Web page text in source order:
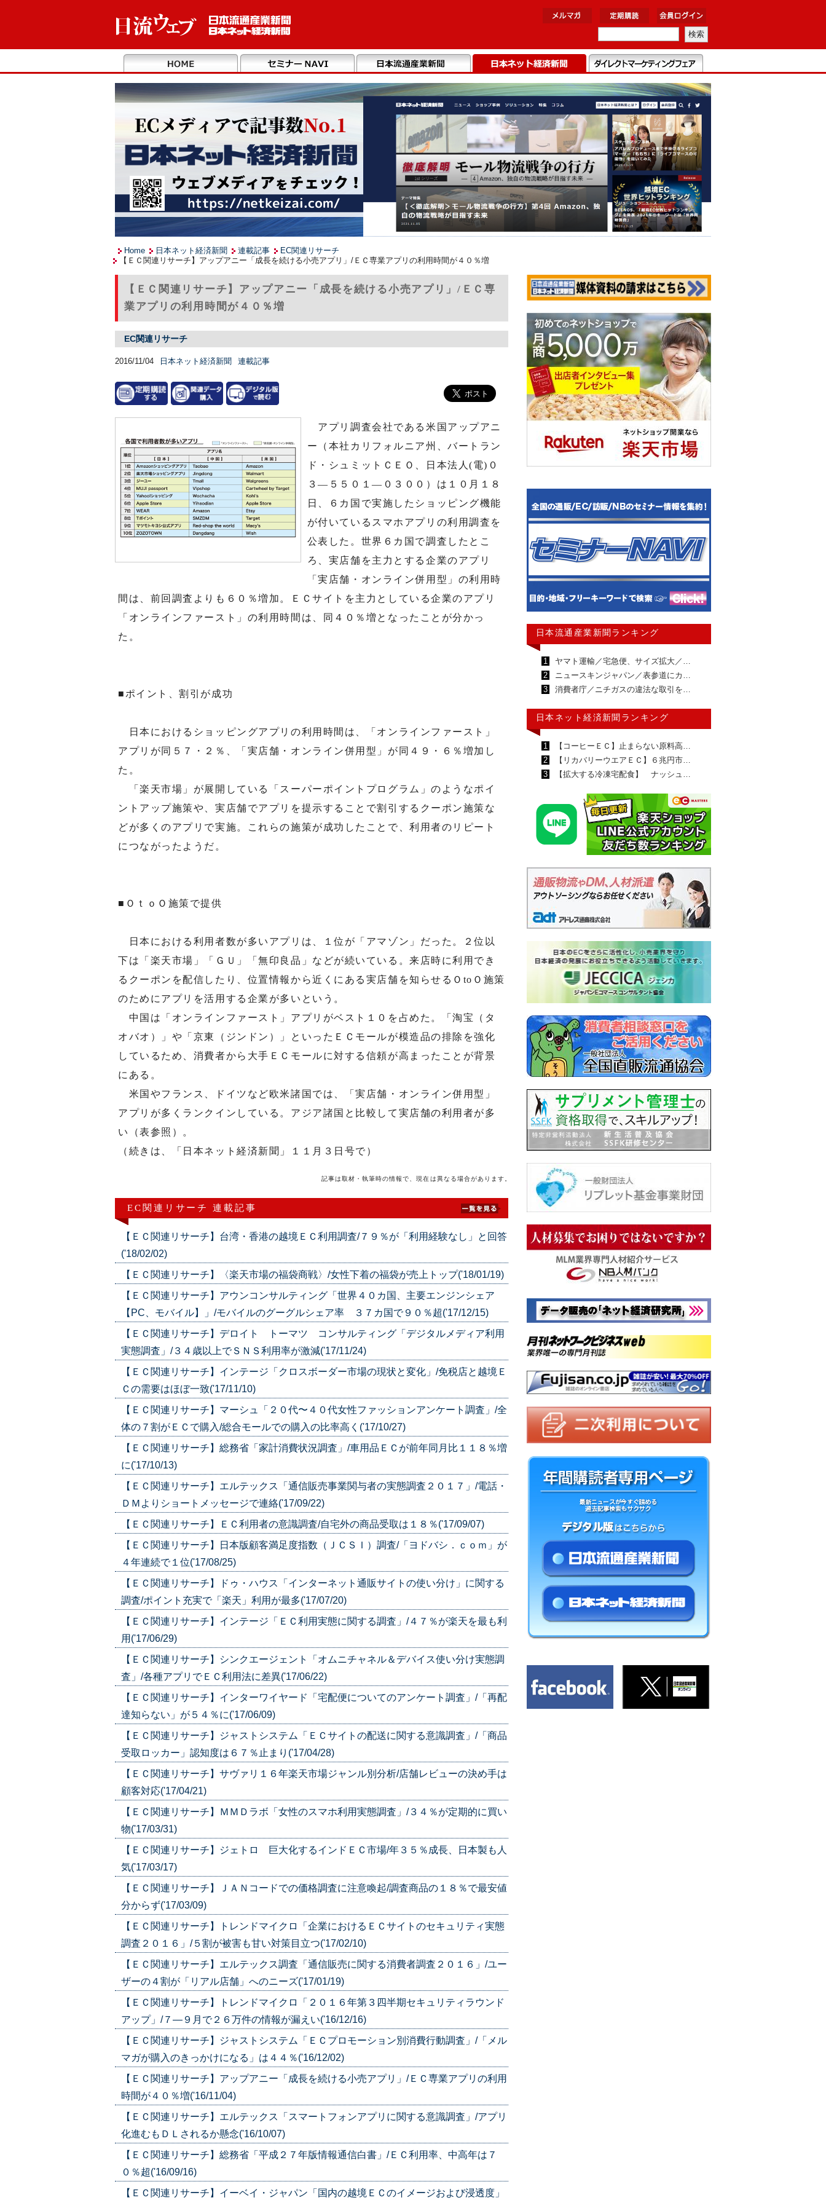
Home 日本ネット経済新聞 連載記事
EC関連リサーチ
【ＥＣ関連リサーチ】アップアニー「成長を続ける小売アプリ」/ＥＣ専業アプリの利用時間が４０％増
【ＥＣ関連リサーチ】アップアニー「成長を続ける小売アプリ」/ＥＣ専
業アプリの利用時間が４０％増
EC関連リサーチ
2016/11/04 日本ネット経済新聞 連載記事
アプリ調査会社である米国アップアニ
ー（本社カリフォルニア州、バートラン
ド・シュミットＣＥＯ、日本法人(電)０
３―５５０１―０３００）は１０月１８
日、６カ国で実施したショッピング機能
が付いているスマホアプリの利用調査を
公表した。世界６カ国で調査したとこ
ろ、実店舗を主力とする企業のアプリ
「実店舗・オンライン併用型」の利用時
間は、前回調査よりも６０％増加。ＥＣサイトを主力としている企業のアプリ
「オンラインファースト」の利用時間は、同４０％増となったことが分かっ
た。
■ポイント、割引が成功
日本におけるショッピングアプリの利用時間は、「オンラインファースト」
アプリが同５７・２％、「実店舗・オンライン併用型」が同４９・６％増加し
た。
「楽天市場」が展開している「スーパーポイントプログラム」のようなポイ
ントアップ施策や、実店舗でアプリを提示することで割引するクーポン施策な
どが多くのアプリで実施。これらの施策が成功したことで、利用者のリピート
につながったようだ。
■ＯｔｏＯ施策で提供
日本における利用者数が多いアプリは、１位が「アマゾン」だった。２位以
下は「楽天市場」「ＧＵ」「無印良品」などが続いている。来店時に利用でき
るクーポンを配信したり、位置情報から近くにある実店舗を知らせるＯtoＯ施策
のためにアプリを活用する企業が多いという。
中国は「オンラインファースト」アプリがベスト１０を占めた。「淘宝（タ
オバオ）」や「京東（ジンドン）」といったＥＣモールが模造品の排除を強化
しているため、消費者から大手ＥＣモールに対する信頼が高まったことが背景
にある。
米国やフランス、ドイツなど欧米諸国では、「実店舗・オンライン併用型」
アプリが多くランクインしている。アジア諸国と比較して実店舗の利用者が多
い（表参照）。
（続きは、「日本ネット経済新聞」１１月３日号で）
記事は取材・執筆時の情報で、現在は異なる場合があります。
EC関連リサーチ 連載記事
【ＥＣ関連リサーチ】台湾・香港の越境ＥＣ利用調査/７９％が「利用経験なし」と回答
('18/02/02)
【ＥＣ関連リサーチ】〈楽天市場の福袋商戦〉/女性下着の福袋が売上トップ('18/01/19)
【ＥＣ関連リサーチ】アウンコンサルティング「世界４０カ国、主要エンジンシェア
【PC、モバイル】」/モバイルのグーグルシェア率 ３７カ国で９０％超('17/12/15)
【ＥＣ関連リサーチ】デロイト トーマツ コンサルティング「デジタルメディア利用
実態調査」/３４歳以上でＳＮＳ利用率が激減('17/11/24)
【ＥＣ関連リサーチ】インテージ「クロスボーダー市場の現状と変化」/免税店と越境Ｅ
Ｃの需要はほぼ一致('17/11/10)
【ＥＣ関連リサーチ】マーシュ「２０代〜４０代女性ファッションアンケート調査」/全
体の７割がＥＣで購入/総合モールでの購入の比率高く('17/10/27)
【ＥＣ関連リサーチ】総務省「家計消費状況調査」/車用品ＥＣが前年同月比１１８％増
に('17/10/13)
【ＥＣ関連リサーチ】エルテックス「通信販売事業関与者の実態調査２０１７」/電話・
ＤＭよりショートメッセージで連絡('17/09/22)
【ＥＣ関連リサーチ】ＥＣ利用者の意識調査/自宅外の商品受取は１８％('17/09/07)
【ＥＣ関連リサーチ】日本版顧客満足度指数（ＪＣＳＩ）調査/「ヨドバシ．ｃｏｍ」が
４年連続で１位('17/08/25)
【ＥＣ関連リサーチ】ドゥ・ハウス「インターネット通販サイトの使い分け」に関する
調査/ポイント充実で「楽天」利用が最多('17/07/20)
【ＥＣ関連リサーチ】インテージ「ＥＣ利用実態に関する調査」/４７％が楽天を最も利
用('17/06/29)
【ＥＣ関連リサーチ】シンクエージェント「オムニチャネル＆デバイス使い分け実態調
査」/各種アプリでＥＣ利用法に差異('17/06/22)
【ＥＣ関連リサーチ】インターワイヤード「宅配便についてのアンケート調査」/「再配
達知らない」が５４％に('17/06/09)
【ＥＣ関連リサーチ】ジャストシステム「ＥＣサイトの配送に関する意識調査」/「商品
受取ロッカー」認知度は６７％止まり('17/04/28)
【ＥＣ関連リサーチ】サヴァリ１６年楽天市場ジャンル別分析/店舗レビューの決め手は
顧客対応('17/04/21)
【ＥＣ関連リサーチ】ＭＭＤラボ「女性のスマホ利用実態調査」/３４％が定期的に買い
物('17/03/31)
【ＥＣ関連リサーチ】ジェトロ 巨大化するインドＥＣ市場/年３５％成長、日本製も人
気('17/03/17)
【ＥＣ関連リサーチ】ＪＡＮコードでの価格調査に注意喚起/調査商品の１８％で最安値
分からず('17/03/09)
【ＥＣ関連リサーチ】トレンドマイクロ「企業におけるＥＣサイトのセキュリティ実態
調査２０１６」/５割が被害も甘い対策目立つ('17/02/10)
【ＥＣ関連リサーチ】エルテックス調査「通信販売に関する消費者調査２０１６」/ユー
ザーの４割が「リアル店舗」へのニーズ('17/01/19)
【ＥＣ関連リサーチ】トレンドマイクロ「２０１６年第３四半期セキュリティラウンド
アップ」/７―９月で２６万件の情報が漏えい('16/12/16)
【ＥＣ関連リサーチ】ジャストシステム「ＥＣプロモーション別消費行動調査」/「メル
マガが購入のきっかけになる」は４４％('16/12/02)
【ＥＣ関連リサーチ】アップアニー「成長を続ける小売アプリ」/ＥＣ専業アプリの利用
時間が４０％増('16/11/04)
【ＥＣ関連リサーチ】エルテックス「スマートフォンアプリに関する意識調査」/アプリ
化進むもＤＬされるか懸念('16/10/07)
【ＥＣ関連リサーチ】総務省「平成２７年版情報通信白書」/ＥＣ利用率、中高年は７
０％超('16/09/16)
【ＥＣ関連リサーチ】イーベイ・ジャパン「国内の越境ＥＣのイメージおよび浸透度」
日本流通産業新聞ランキング
1
ヤマト運輸／宅急便、サイズ拡大／…
2
ニュースキンジャパン／表参道にカ…
3
消費者庁／ニチガスの違法な取引を…
日本ネット経済新聞ランキング
1
【コーヒーＥＣ】止まらない原料高…
2
【リカバリーウエアＥＣ】６兆円市…
3
【拡大する冷凍宅配食】 ナッシュ…